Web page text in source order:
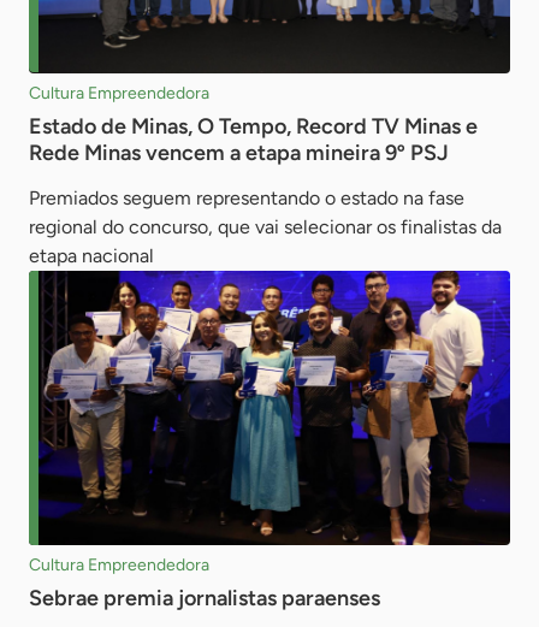
Cultura Empreendedora
Estado de Minas, O Tempo, Record TV Minas e
Rede Minas vencem a etapa mineira 9º PSJ
Premiados seguem representando o estado na fase
regional do concurso, que vai selecionar os finalistas da
etapa nacional
Cultura Empreendedora
Sebrae premia jornalistas paraenses